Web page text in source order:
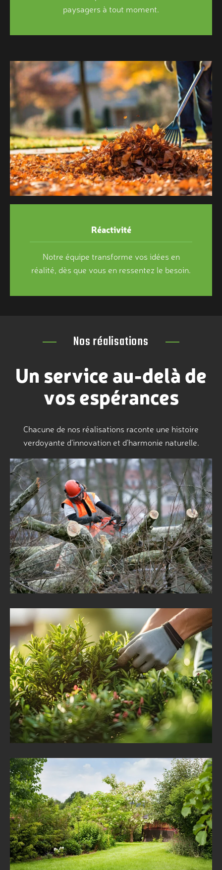
paysagers à tout moment.
Réactivité
Notre équipe transforme vos idées en
réalité, dès que vous en ressentez le besoin.
Nos réalisations
Un service au-delà de
vos espérances
Chacune de nos réalisations raconte une histoire
verdoyante d’innovation et d’harmonie naturelle.